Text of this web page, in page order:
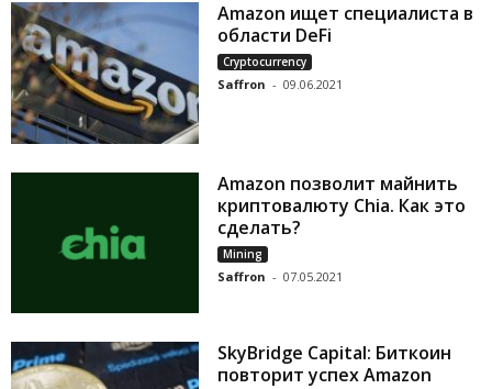
Amazon ищет специалиста в
области DeFi
Cryptocurrency
Saffron - 09.06.2021
Amazon позволит майнить
криптовалюту Chia. Как это
сделать?
Mining
Saffron - 07.05.2021
SkyBridge Capital: Биткоин
повторит успех Amazon